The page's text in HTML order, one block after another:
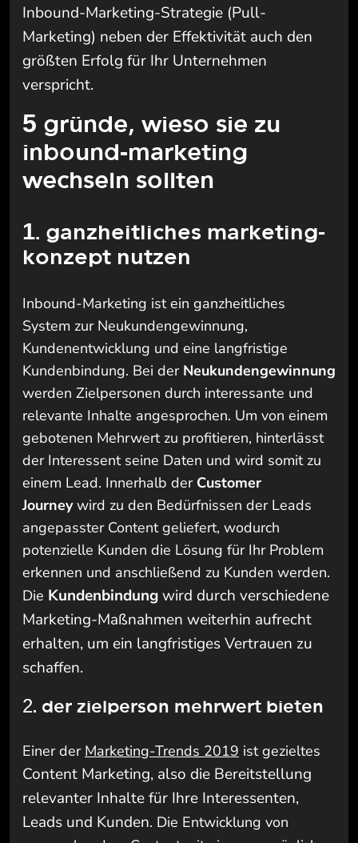
Inbound-Marketing-Strategie (Pull-
Marketing) neben der Effektivität auch den
größten Erfolg für Ihr Unternehmen
verspricht.
5 gründe, wieso sie zu
inbound-marketing
wechseln sollten
1. ganzheitliches marketing-
konzept nutzen
Inbound-Marketing ist ein ganzheitliches
System zur Neukundengewinnung,
Kundenentwicklung und eine langfristige
Kundenbindung. Bei der Neukundengewinnung
werden Zielpersonen durch interessante und
relevante Inhalte angesprochen. Um von einem
gebotenen Mehrwert zu profitieren, hinterlässt
der Interessent seine Daten und wird somit zu
einem Lead. Innerhalb der Customer
Journeywird zu den Bedürfnissen der Leads
angepasster Content geliefert, wodurch
potenzielle Kunden die Lösung für Ihr Problem
erkennen und anschließend zu Kunden werden.
Die Kundenbindungwird durch verschiedene
Marketing-Maßnahmen weiterhin aufrecht
erhalten, um ein langfristiges Vertrauen zu
schaffen.
2. der zielperson mehrwert bieten
Einer der Marketing-Trends 2019 ist gezieltes
Content Marketing, also die Bereitstellung
relevanter Inhalte für Ihre Interessenten,
Leads und Kunden. Die Entwicklung von